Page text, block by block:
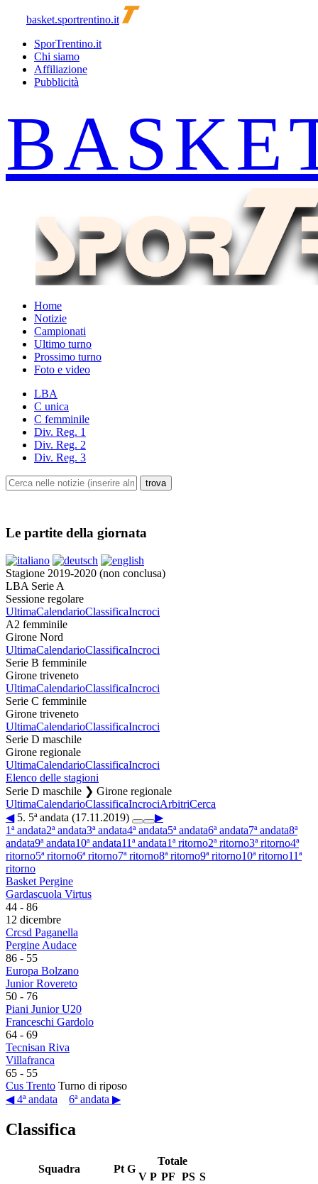
basket.sportrentino.it
SporTrentino.it
Chi siamo
Affiliazione
Pubblicità
Home
Notizie
Campionati
Ultimo turno
Prossimo turno
Foto e video
LBA
C unica
C femminile
Div. Reg. 1
Div. Reg. 2
Div. Reg. 3
Le partite della giornata
Stagione 2019-2020 (non conclusa)
LBA Serie A
Sessione regolare
UltimaCalendarioClassificaIncroci
A2 femminile
Girone Nord
UltimaCalendarioClassificaIncroci
Serie B femminile
Girone triveneto
UltimaCalendarioClassificaIncroci
Serie C femminile
Girone triveneto
UltimaCalendarioClassificaIncroci
Serie D maschile
Girone regionale
UltimaCalendarioClassificaIncroci
Elenco delle stagioni
Serie D maschile ❯ Girone regionale
UltimaCalendarioClassificaIncrociArbitriCerca
◀5. 5ª andata (17.11.2019)
▶
1ª andata2ª andata3ª andata4ª andata5ª andata6ª andata7ª andata8ª
andata9ª andata10ª andata11ª andata1ª ritorno2ª ritorno3ª ritorno4ª
ritorno5ª ritorno6ª ritorno7ª ritorno8ª ritorno9ª ritorno10ª ritorno11ª
ritorno
Basket Pergine
Gardascuola Virtus
44 - 86
12 dicembre
Crcsd Paganella
Pergine Audace
86 - 55
Europa Bolzano
Junior Rovereto
50 - 76
Piani Junior U20
Franceschi Gardolo
64 - 69
Tecnisan Riva
Villafranca
65 - 55
Cus Trento Turno di riposo
◀ 4ª andata
6ª andata ▶
Classifica
Squadra Pt G
Totale
V P PF PS S